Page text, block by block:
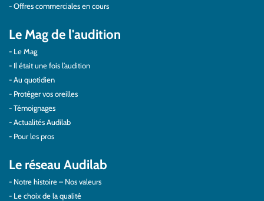
Offres commerciales en cours
Le Mag de l'audition
Le Mag
Il était une fois l’audition
Au quotidien
Protéger vos oreilles
Témoignages
Actualités Audilab
Pour les pros
Le réseau Audilab
Notre histoire – Nos valeurs
Le choix de la qualité